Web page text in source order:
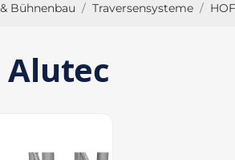
Bühnenbau / Traversensysteme /
Alutec